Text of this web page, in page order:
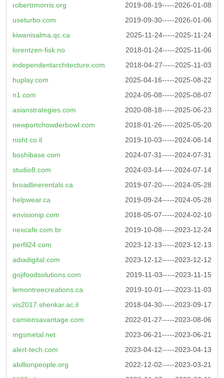
2019-08-19-----2026-01-08
robertrmorris.org
2019-09-30-----2026-01-06
useturbo.com
2025-11-24-----2025-11-24
kiwanisalma.qc.ca
2018-01-24-----2025-11-06
lorentzen-fisk.no
2018-04-27-----2025-11-03
independentarchitecture.com
2025-04-16-----2025-08-22
huplay.com
2024-05-08-----2025-08-07
n1.com
2020-08-18-----2025-06-23
asianstrategies.com
2018-01-26-----2025-05-20
newportchowderbowl.com
2019-10-03-----2024-08-14
nisht.co.il
2024-07-31-----2024-07-31
boshibase.com
2024-03-14-----2024-07-14
studio8.com
2019-07-20-----2024-05-28
broadlinerentals.ca
2019-09-24-----2024-05-28
helpwear.ca
2018-05-07-----2024-02-10
envisionip.com
2019-10-08-----2023-12-24
nexcafe.com.br
2023-12-13-----2023-12-13
perfil24.com
2023-12-12-----2023-12-12
adiadigital.com
2019-11-03-----2023-11-15
gojifoodsolutions.com
2019-10-01-----2023-11-03
lemontreecreations.ca
2018-04-30-----2023-09-17
vis2017.shenkar.ac.il
2022-01-27-----2023-08-06
camionsavantage.com
2023-06-21-----2023-06-21
mgsmetal.net
2023-04-12-----2023-04-13
alert-tech.com
2022-12-02-----2023-03-21
abillionpeople.org